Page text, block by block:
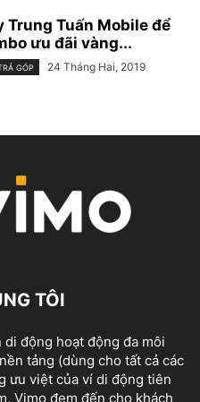
Trung Tuấn Mobile để
ưu đãi vàng...
GÓP 24 Tháng Hai, 2019
TÔI
động hoạt động đa môi
tảng (dùng cho tất cả các
ưu việt của ví di động tiên
Vimo đem đến cho khách